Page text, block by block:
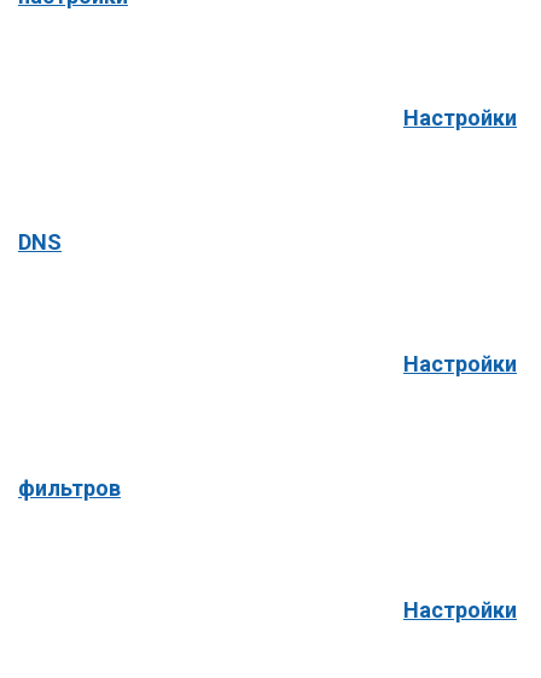
Настройки
DNS
Настройки
фильтров
Настройки